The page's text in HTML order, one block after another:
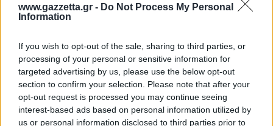
www.gazzetta.gr - Do Not Process My Personal
Information
If you wish to opt-out of the sale, sharing to third parties, or
processing of your personal or sensitive information for
targeted advertising by us, please use the below opt-out
section to confirm your selection. Please note that after your
opt-out request is processed you may continue seeing
interest-based ads based on personal information utilized by
us or personal information disclosed to third parties prior to
Bundesliga
Εθνική Ελλάδος
Μουντιάλ 2026
Wyscout Analysis
Ευρώπη
EuroCup
Basketaki
Eurobasket
CEV Cup
Challenge Cup
Κολύμβηση
Ιστιοπλοΐα
Κωπηλασία
Ξιφασκία
Σκοποβολή
Τεχνολογία
Υγεία
Showbiz
Παναγιώτης Δαλαταριώφ
Αντώνης Καλκαβούρας
Αντώνης Καρπετόπουλος
Δημήτρης Κατσιώνης
Γιώργος Κούβαρης
Κώστας Νικολακόπουλος
GMotion WRC
ΑΘΛΗΤΙΚΕΣ ΜΕΤΑΔΟΣΕΙΣ
GWOMEN
ΑΘΛΗΤΙΚΗ ΗΧΩ
ΕΚΠΟΜΠΕΣ
Περιγραφή Σχολιάστε εδώ
Ολοκληρώθηκε
Παπ
Παν
1
28
27
2
15
25
3
29
20
4
29
Παν